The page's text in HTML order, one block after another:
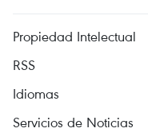
Propiedad Intelectual
RSS
Idiomas
Servicios de Noticias